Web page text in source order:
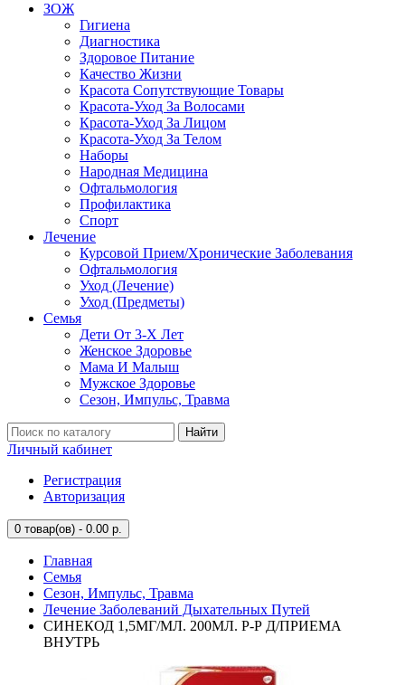
ЗОЖ
Гигиена
Диагностика
Здоровое Питание
Качество Жизни
Красота Сопутствующие Товары
Красота-Уход За Волосами
Красота-Уход За Лицом
Красота-Уход За Телом
Наборы
Народная Медицина
Офтальмология
Профилактика
Спорт
Лечение
Курсовой Прием/Хронические Заболевания
Офтальмология
Уход (Лечение)
Уход (Предметы)
Семья
Дети От 3-Х Лет
Женское Здоровье
Мама И Малыш
Мужское Здоровье
Сезон, Импульс, Травма
Найти
Личный кабинет
Регистрация
Авторизация
0 товар(ов) - 0.00 р.
Главная
Семья
Сезон, Импульс, Травма
Лечение Заболеваний Дыхательных Путей
СИНЕКОД 1,5МГ/МЛ. 200МЛ. Р-Р Д/ПРИЕМА
ВНУТРЬ